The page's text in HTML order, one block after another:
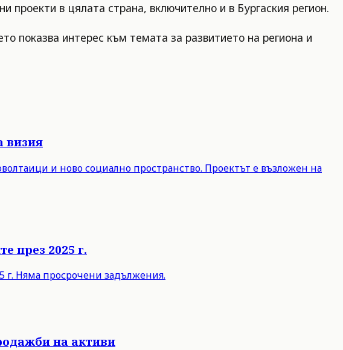
в цялата страна, включително и в Бургаския регион.
показва интерес към темата за развитието на региона и
визия
и ново социално пространство. Проектът е възложен на
през 2025 г.
г. Няма просрочени задължения.
на активи